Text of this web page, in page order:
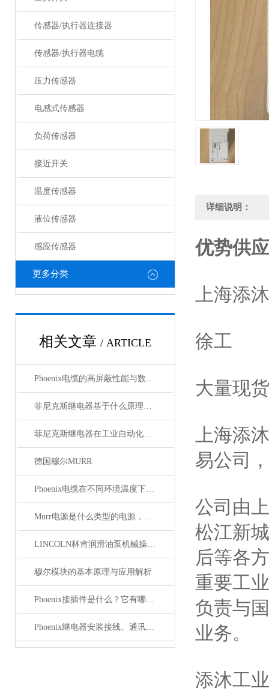
传感器/执行器连接器
传感器/执行器电缆
压力传感器
电感式传感器
负荷传感器
接近开关
温度传感器
液位传感器
感应传感器
更多分类
相关文章 / ARTICLE
Phoenix电缆的高屏蔽性能与数据传输优势
菲尼克斯继电器基于什么原理工作？
菲尼克斯继电器在工业自动化中的作用
德国穆尔MURR
Phoenix电缆在不同环境温度下的性能表现如何？
Murr电源是什么类型的电源，主要用于哪些领域？
LINCOLN林肯润滑油泵机械操作原理
穆尔模块的基本原理与应用解析
Phoenix接插件是什么？它有哪些应用？
Phoenix继电器安装接线、通讯集成与故障诊断指南
详细说明：
优势供
上海添
徐工
大量现
上海添
易公司
公司由
松江新
后等各
重要工
负责与
业务。
添沐工